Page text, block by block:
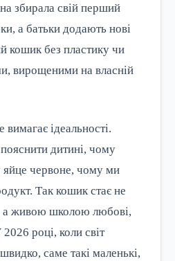
збирала свій перший
а батьки додають нові
кошик без пластику чи
вирощеними на власній
вимагає ідеальності.
дитині, чому
яйце червоне, чому ми
Так кошик стає не
а живою школою любові,
2026 році, коли світ
саме такі маленькі,